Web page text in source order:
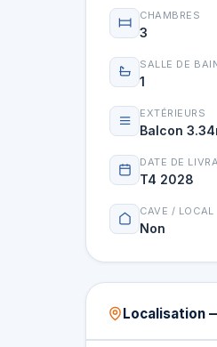
CHAMBRES
3
SALLE DE
1
EXTÉRIEURS
Balcon
DATE DE
T4 2028
CAVE / LOCAL
Non
Localisation